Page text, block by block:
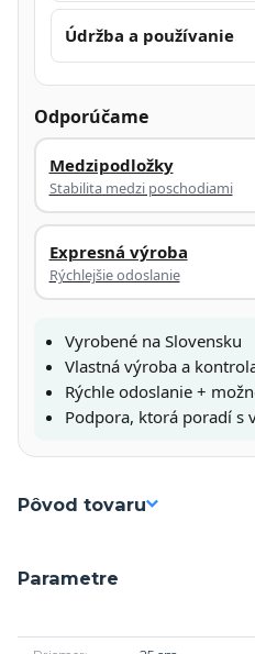
Údržba a používanie
Odporúčame
Medzipodložky
Stabilita medzi poschodiami
Expresná výroba
Rýchlejšie odoslanie
Vyrobené na Slovensku
Vlastná výroba a
Rýchle odoslanie +
Podpora, ktorá poradí s
Pôvod tovaru
Parametre